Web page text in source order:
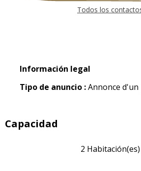
Todos los
Información legal
Información legal
Tipo de anuncio :Annonce
Capacidad
2 Habitación(es)